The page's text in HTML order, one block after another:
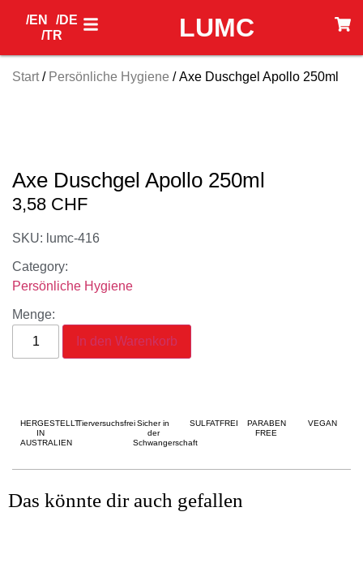
LUMC
/EN
/DE
/TR
Start/ Persönliche Hygiene / Axe Duschgel Apollo 250ml
Axe Duschgel Apollo 250ml
3,58 CHF
SKU: lumc-416
Category:
Persönliche Hygiene
Menge:
In den Warenkorb
HERGESTELLT
IN
AUSTRALIEN
Tierversuchsfrei Sicher in
der
Schwangerschaft
SULFATFREI
PARABEN
FREE
VEGAN
Das könnte dir auch gefallen